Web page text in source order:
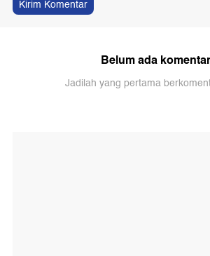
Kirim Komentar
Belum ada
Jadilah yang pertama